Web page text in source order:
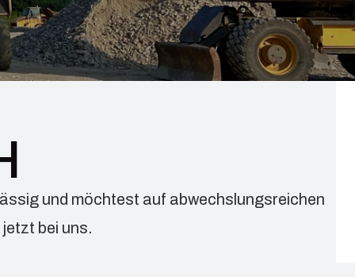
und möchtest auf abwechslungsreichen
bei uns.